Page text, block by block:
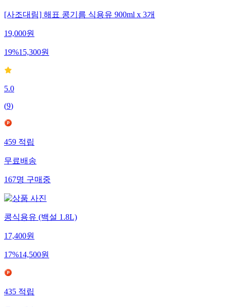
[사조대림] 해표 콩기름 식용유 900ml x 3개
19,000원
19%15,300원
5.0
(9)
459적립
무료배송
167명구매중
콩식용유 (백설 1.8L)
17,400원
17%14,500원
435적립